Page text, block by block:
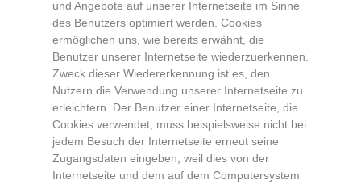
und Angebote auf unserer Internetseite im Sinne
des Benutzers optimiert werden. Cookies
ermöglichen uns, wie bereits erwähnt, die
Benutzer unserer Internetseite wiederzuerkennen.
Zweck dieser Wiedererkennung ist es, den
Nutzern die Verwendung unserer Internetseite zu
erleichtern. Der Benutzer einer Internetseite, die
Cookies verwendet, muss beispielsweise nicht bei
jedem Besuch der Internetseite erneut seine
Zugangsdaten eingeben, weil dies von der
Internetseite und dem auf dem Computersystem